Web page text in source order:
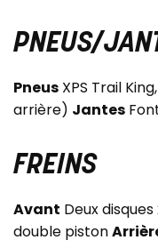
PNEUS/
Pneus XPS Trail
arrière) Jantes
FREINS
Avant Deux
double piston